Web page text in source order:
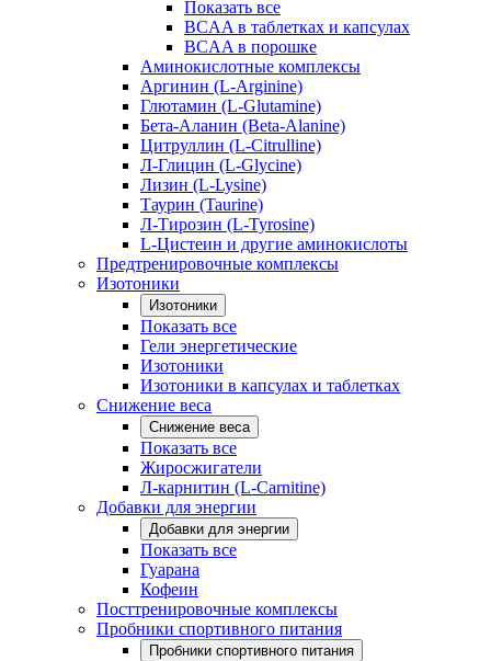
Показать все
BCAA в таблетках и капсулах
BCAA в порошке
Аминокислотные комплексы
Аргинин (L-Arginine)
Глютамин (L-Glutamine)
Бета-Аланин (Beta-Alanine)
Цитруллин (L-Citrulline)
Л-Глицин (L-Glycine)
Лизин (L-Lysine)
Таурин (Taurine)
Л-Тирозин (L-Tyrosine)
L-Цистеин и другие аминокислоты
Предтренировочные комплексы
Изотоники
Изотоники
Показать все
Гели энергетические
Изотоники
Изотоники в капсулах и таблетках
Снижение веса
Снижение веса
Показать все
Жиросжигатели
Л-карнитин (L-Carnitine)
Добавки для энергии
Добавки для энергии
Показать все
Гуарана
Кофеин
Посттренировочные комплексы
Пробники спортивного питания
Пробники спортивного питания